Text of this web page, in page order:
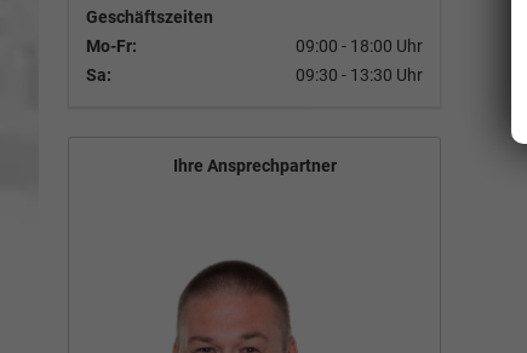
Geschäftszeiten
Mo-Fr:
09:00 - 18:00 Uhr
Sa:
09:30 - 13:30 Uhr
Ihre Ansprechpartner